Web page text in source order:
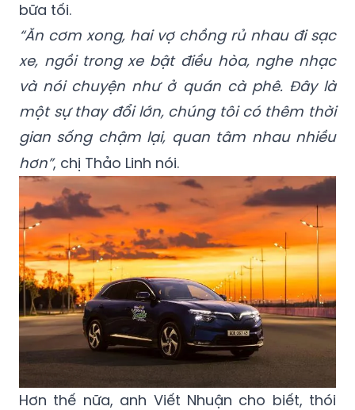
chị tâm sự với nhau được nhiều hơn thay vì
chỉ nhìn vào màn hình điện thoại sau mỗi
bữa tối.
“Ăn cơm xong, hai vợ chồng rủ nhau đi sạc
xe, ngồi trong xe bật điều hòa, nghe nhạc
và nói chuyện như ở quán cà phê. Đây là
một sự thay đổi lớn, chúng tôi có thêm thời
gian sống chậm lại, quan tâm nhau nhiều
hơn”, chị Thảo Linh nói.